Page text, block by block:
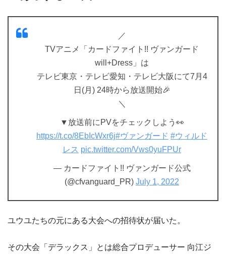
／
TVアニメ「カードファイト!! ヴァンガード
will+Dress」は
テレビ東京・テレビ愛知・テレビ大阪にて7月4
日(月) 24時から放送開始🎉
＼
▼放送前にPVをチェックしよう👀
https://t.co/8EbIcWxr6j#ヴァンガード #ウィルド
レス pic.twitter.com/Vws0yuFPUr
— カードファイト!! ヴァンガード公式
(@cfvanguard_PR) July 1, 2022
ユウユたちの元にある大会への招待状が届いた。
その大会「デラックス」とは総合プロデューサー 向江ジ